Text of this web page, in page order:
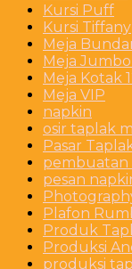
Kursi Puff
Kursi Tiffany
Meja
Meja
Meja Kotak
Meja VIP
napkin
osir taplak
Pasar
pembuatan
pesan
Plafon
Produk
Produksi
produksi